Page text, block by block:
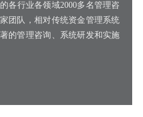
各行业各领域2000多名管理咨
团队，相对传统资金管理系统
的管理咨询、系统研发和实施